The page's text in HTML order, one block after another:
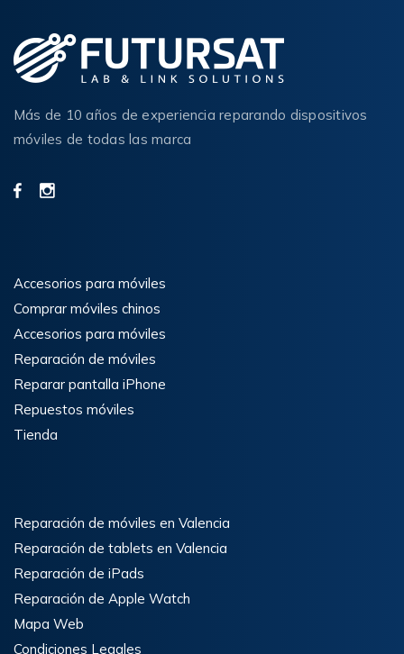
Más de 10 años de experiencia reparando dispositivos
móviles de todas las marca
Accesorios para móviles
Comprar móviles chinos
Accesorios para móviles
Reparación de móviles
Reparar pantalla iPhone
Repuestos móviles
Tienda
Reparación de móviles en Valencia
Reparación de tablets en Valencia
Reparación de iPads
Reparación de Apple Watch
Mapa Web
Condiciones Legales